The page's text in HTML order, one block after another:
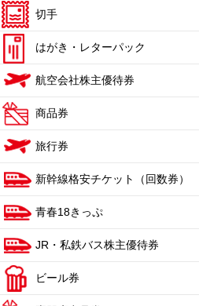
切手
はがき・レターパック
航空会社株主優待券
商品券
旅行券
新幹線格安チケット（回数券）
青春18きっぷ
JR・私鉄バス株主優待券
ビール券